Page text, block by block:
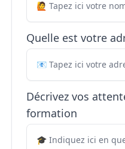
Quelle est votre
Décrivez vos
formation